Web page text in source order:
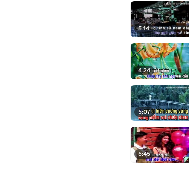
5:14
4:24
5:07
5:45